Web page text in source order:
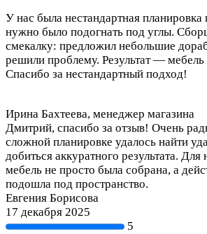
У нас была нестандартная
нужно было подогнать под углы.
смекалку: предложил небольшие
решили проблему. Результат — мебель
Спасибо за нестандартный подход!
Ирина Бахтеева, менеджер магазина
Дмитрий, спасибо за отзыв! Очень
сложной планировке удалось найти
добиться аккуратного результата.
мебель не просто была собрана, а
подошла под пространство.
Евгения Борисова
17 декабря 2025
5